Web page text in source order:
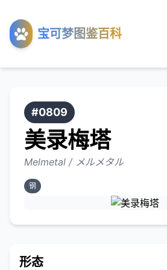
宝可梦图鉴百科
工具
关于
#0809
美录梅塔
Melmetal / メルメタル
钢
形态